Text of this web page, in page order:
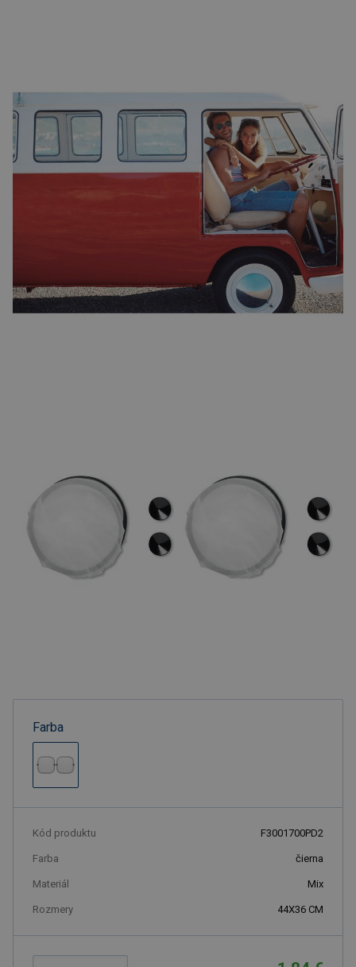
Farba
Kód produktu F3001700PD2
Farba čierna
Materiál Mix
Rozmery 44X36 CM